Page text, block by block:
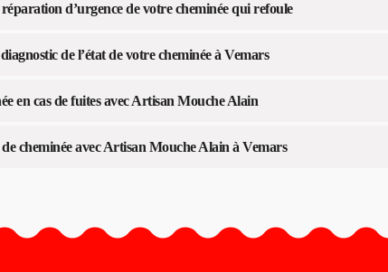
d’urgence de votre cheminée qui refoule
de l’état de votre cheminée à Vemars
en cas de fuites avec Artisan Mouche Alain
cheminée avec Artisan Mouche Alain à Vemars